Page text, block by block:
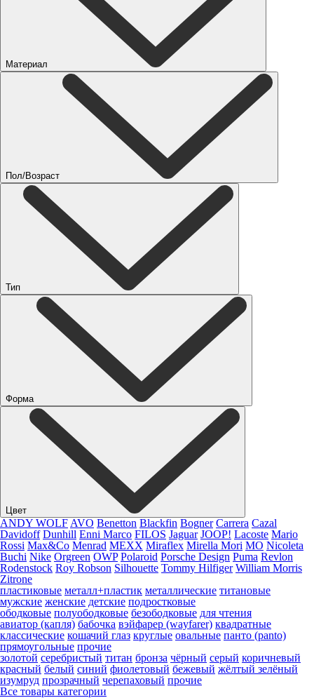
Материал
Пол/Возраст
Тип
Форма
Цвет
ANDY WOLF AVO Benetton Blackfin Bogner Carrera Cazal
Davidoff Dunhill Enni Marco FILOS Jaguar JOOP! Lacoste Mario
Rossi Max&Co Menrad MEXX Miraflex Mirella Mori MO Nicoleta
Buchi Nike Orgreen OWP Polaroid Porsche Design Puma Revlon
Rodenstock Roy Robson Silhouette Tommy Hilfiger William Morris
Zitrone
пластиковые металл+пластик металлические титановые
мужские женские детские подростковые
ободковые полуободковые безободковые для чтения
авиатор (капля) бабочка вэйфарер (wayfarer) квадратные
классические кошачий глаз круглые овальные панто (panto)
прямоугольные прочие
золотой серебристый титан бронза чёрный серый коричневый
красный белый синий фиолетовый бежевый жёлтый зелёный
изумруд прозрачный черепаховый прочие
Все товары категории